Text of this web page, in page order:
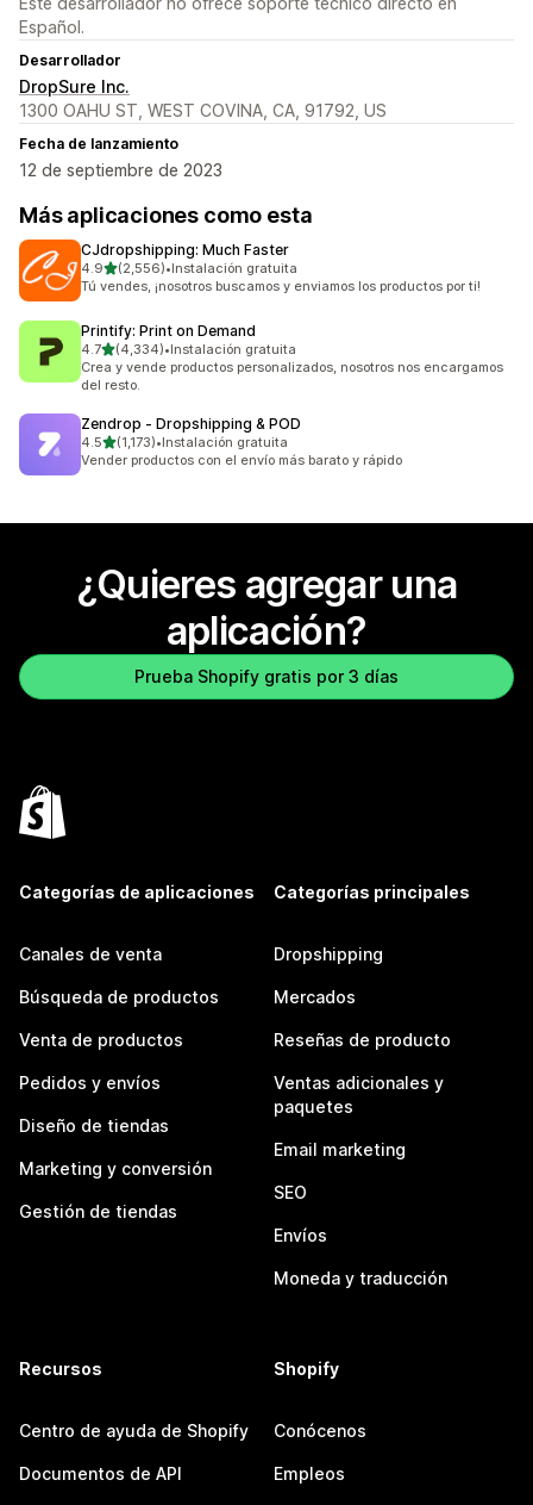
Español.
Desarrollador
DropSure Inc.
1300 OAHU ST, WEST COVINA, CA, 91792, US
Fecha de lanzamiento
12 de septiembre de 2023
Más aplicaciones como esta
CJdropshipping: Much Faster
4.9de 5 estrellas
(2,556)
2556 reseñas en total
•Instalación gratuita
Tú vendes, ¡nosotros buscamos y enviamos los productos por ti!
Printify: Print on Demand
4.7de 5 estrellas
(4,334)
4334 reseñas en total
•Instalación gratuita
Crea y vende productos personalizados, nosotros nos encargamos
del resto.
Zendrop ‑ Dropshipping & POD
4.5de 5 estrellas
(1,173)
1173 reseñas en total
•Instalación gratuita
Vender productos con el envío más barato y rápido
¿Quieres agregar una
aplicación?
Prueba Shopify gratis por 3 días
Categorías de aplicaciones
Canales de venta
Búsqueda de productos
Venta de productos
Pedidos y envíos
Diseño de tiendas
Marketing y conversión
Gestión de tiendas
Categorías principales
Dropshipping
Mercados
Reseñas de producto
Ventas adicionales y
paquetes
Email marketing
SEO
Envíos
Moneda y traducción
Recursos
Centro de ayuda de Shopify
Documentos de API
Shopify
Conócenos
Empleos